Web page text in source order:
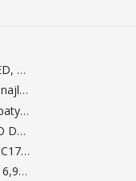
Homecare AICALL V8, 5.5" AMOLED, 4/128GB, Snapdragon 652, LTE, QC3.0, 3400mAh za 416zł
HTC U Ultra 4/64GB LTE czarny w najlepszej cenie na rynku 799 zł!!!
Wyprzedaż noworoczna w al.to rabaty do 72%
Home&you - 2 rzecz z 10 zł TYLKO DZISIAJ
Odkurzacz bezprzewodowy Dibea C17 za 77.99$ (~290zł)
Waga kuchenna w okazyjnej cenie 6,99$